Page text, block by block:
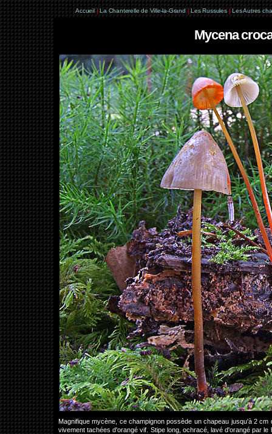
Accueil | La Chanterelle de Ville-la-Grand | Les Russules | Les Autres
Mycena
Magnifique mycène, ce champignon possède un chapeau jusqu'à 2
vivement tachées d'orangé vif. Stipe long, ochracé, lavé d'orangé par